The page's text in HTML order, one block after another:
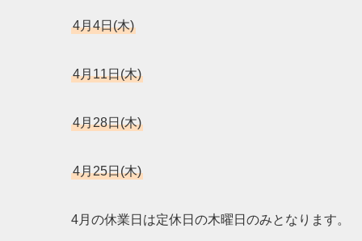
4月4日(木)
4月11日(木)
4月28日(木)
4月25日(木)
4月の休業日は定休日の木曜日のみとなります。